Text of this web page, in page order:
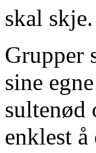
skal skje.
Grupper
sine
sultenød
enklest